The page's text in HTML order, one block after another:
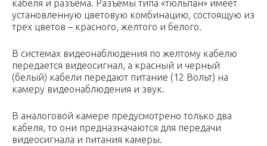
кабеля и разъема. Разъемы типа «тюльпан» имеет
установленную цветовую комбинацию, состоящую из
трех цветов – красного, желтого и белого.
В системах видеонаблюдения по желтому кабелю
передается видеосигнал, а красный и черный
(белый) кабели передают питание (12 Вольт) на
камеру видеонаблюдения и звук.
В аналоговой камере предусмотрено только два
кабеля, то они предназначаются для передачи
видеосигнала и питания камеры.